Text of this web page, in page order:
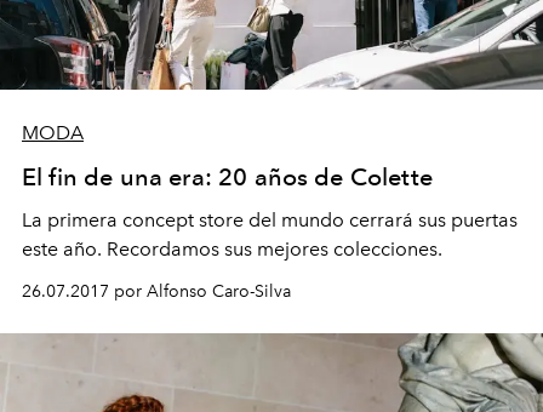
MODA
El fin de una era: 20 años de Colette
La primera concept store del mundo cerrará sus puertas
este año. Recordamos sus mejores colecciones.
26.07.2017 por Alfonso Caro-Silva